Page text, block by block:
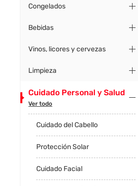
Congelados
Bebidas
Vinos, licores y cervezas
Limpieza
Cuidado Personal y Salud
Ver todo
Cuidado del Cabello
Protección Solar
Cuidado Facial